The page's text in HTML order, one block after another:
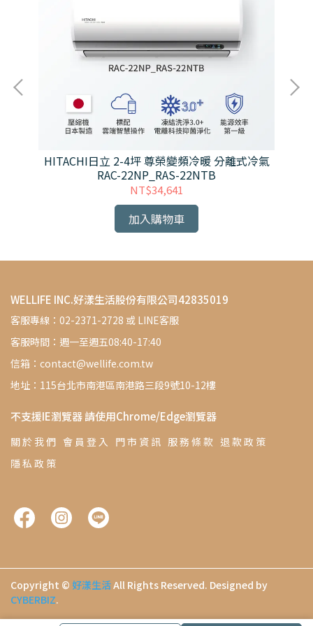
HITACHI日立 2-4坪 尊榮變頻冷暖 分離式冷氣
RAC-22NP_RAS-22NTB
NT$34,641
加入購物車
WELLIFE INC.好漾生活股份有限公司42835019
客服專線：02-2371-2728 或 LINE客服
客服時間：週一至週五08:40-17:40
信箱：contact@wellife.com.tw
地址：115台北市南港區南港路三段9號10-12樓
不支援IE瀏覽器 請使用Chrome/Edge瀏覽器
關 於 我 們 會 員 登 入 門 市 資 訊 服 務 條 款 退 款 政 策
隱 私 政 策
Copyright © 好漾生活All Rights Reserved. Designed by
CYBERBIZ.